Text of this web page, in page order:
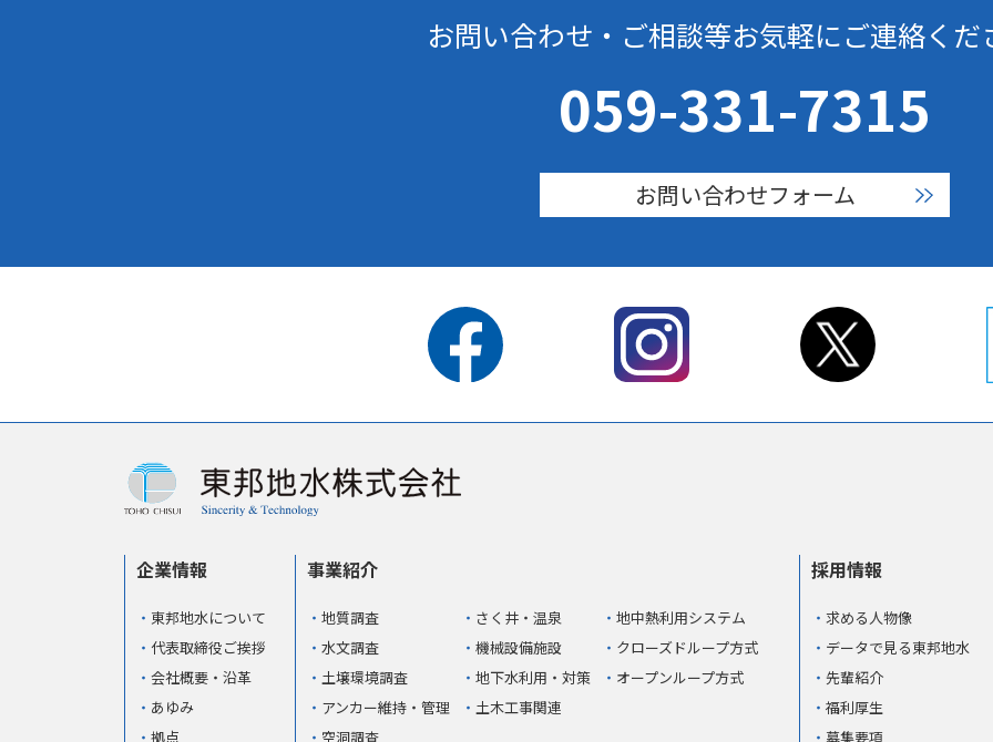
お問い合わせ・ご相談等お気軽にご連絡くだ
059-331-7315
お問い合わせフォーム
企業情報
東邦地水について
代表取締役ご挨拶
会社概要・沿革
あゆみ
拠点
事業紹介
地質調査
水文調査
土壌環境調査
アンカー維持・管理
空洞調査
さく井・温泉
機械設備施設
地下水利用・対策
土木工事関連
地中熱利用システム
クローズドループ方式
オープンループ方式
採用情報
求める人物像
データで見る東邦地水
先輩紹介
福利厚生
募集要項